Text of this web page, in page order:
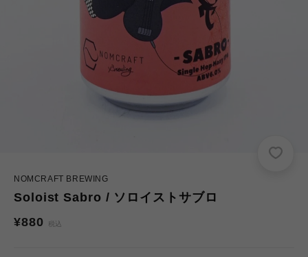
NOMCRAFT BREWING
Soloist Sabro / ソロイストサブロ
通
¥880 税込